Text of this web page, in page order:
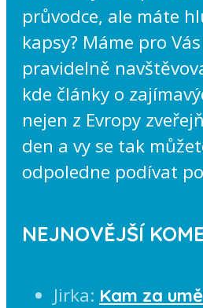
průvodce, ale máte
kapsy? Máme pro
pravidelně
kde články o
nejen z Evropy
den a vy se tak
odpoledne podívat
NEJNOVĚJŠÍ
Jirka: Kam za